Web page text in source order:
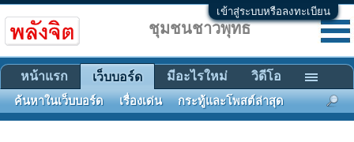
เข้าสู่ระบบหรือลงทะเบียน
ชุมชนชาวพุทธ
หน้าแรก เว็บบอร์ด
ค้นหาในเว็บบอร์ด เรื่องเด่น กระทู้และโพสต์ล่าสุด
มีอะไรใหม่ วิดีโอ